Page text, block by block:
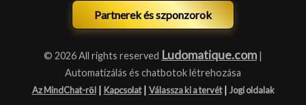
Partnerek és szponzorok
© 2026 All rights reserved Ludomatique.com |
Automatizálás és chatbotok létrehozása
Az MindChat-ről | Kapcsolat | Válassza ki a tervét | Jogi oldalak